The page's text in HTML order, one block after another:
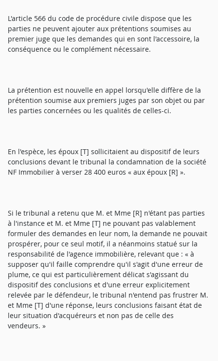
L'article 566 du code de procédure civile dispose que les
parties ne peuvent ajouter aux prétentions soumises au
premier juge que les demandes qui en sont l'accessoire, la
conséquence ou le complément nécessaire.
La prétention est nouvelle en appel lorsqu'elle diffère de la
prétention soumise aux premiers juges par son objet ou par
les parties concernées ou les qualités de celles-ci.
En l'espèce, les époux [T] sollicitaient au dispositif de leurs
conclusions devant le tribunal la condamnation de la société
NF Immobilier à verser 28 400 euros « aux époux [R] ».
Si le tribunal a retenu que M. et Mme [R] n'étant pas parties
à l'instance et M. et Mme [T] ne pouvant pas valablement
formuler des demandes en leur nom, la demande ne pouvait
prospérer, pour ce seul motif, il a néanmoins statué sur la
responsabilité de l'agence immobilière, relevant que : « à
supposer qu'il faille comprendre qu'il s'agit d'une erreur de
plume, ce qui est particulièrement délicat s'agissant du
dispositif des conclusions et d'une erreur explicitement
relevée par le défendeur, le tribunal n'entend pas frustrer M.
et Mme [T] d'une réponse, leurs conclusions faisant état de
leur situation d'acquéreurs et non pas de celle des
vendeurs. »